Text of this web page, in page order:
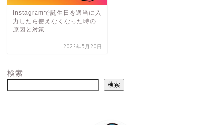
Instagramで誕生日を適当に入
力したら使えなくなった時の
原因と対策
2022年5月20日
検索
検索